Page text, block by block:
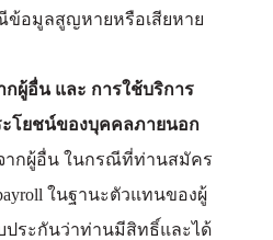
ข้อมูลสูญหายหรือเสียหาย
กผู้อื่น และ การใช้บริการ
ะโยชน์ของบุคคลภายนอก
ากผู้อื่น ในกรณีที่ท่านสมัคร
ในฐานะตัวแทนของผู้
ประกันว่าท่านมีสิทธิ์และได้